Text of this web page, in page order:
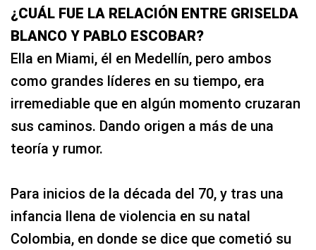
¿CUÁL FUE LA RELACIÓN ENTRE GRISELDA
BLANCO Y PABLO ESCOBAR?
Ella en Miami, él en Medellín, pero ambos
como grandes líderes en su tiempo, era
irremediable que en algún momento cruzaran
sus caminos. Dando origen a más de una
teoría y rumor.
Para inicios de la década del 70, y tras una
infancia llena de violencia en su natal
Colombia, en donde se dice que cometió su